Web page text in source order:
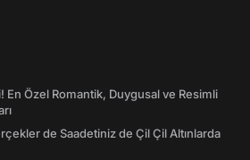
En Özel Romantik, Duygusal ve Resimli
de Saadetiniz de Çil Çil Altınlarda